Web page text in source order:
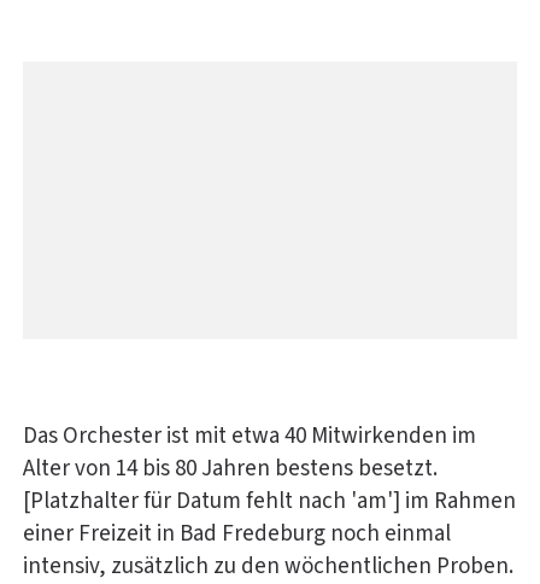
Das Orchester ist mit etwa 40 Mitwirkenden im
Alter von 14 bis 80 Jahren bestens besetzt.
[Platzhalter für Datum fehlt nach 'am'] im Rahmen
einer Freizeit in Bad Fredeburg noch einmal
intensiv, zusätzlich zu den wöchentlichen Proben.